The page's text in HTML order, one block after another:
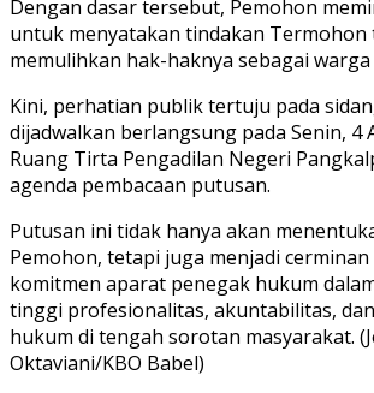
Dengan dasar tersebut, Pemohon
untuk menyatakan tindakan Termohon
memulihkan hak-haknya sebagai
Kini, perhatian publik tertuju pada
dijadwalkan berlangsung pada Senin, 4
Ruang Tirta Pengadilan Negeri
agenda pembacaan putusan.
Putusan ini tidak hanya akan
Pemohon, tetapi juga menjadi
komitmen aparat penegak hukum
tinggi profesionalitas, akuntabilitas,
hukum di tengah sorotan masyarakat.
Oktaviani/KBO Babel)